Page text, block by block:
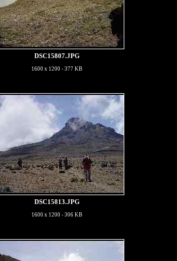
DSC15807.JPG
1600 x 1200 - 377 KB
DSC15813.JPG
1600 x 1200 - 306 KB